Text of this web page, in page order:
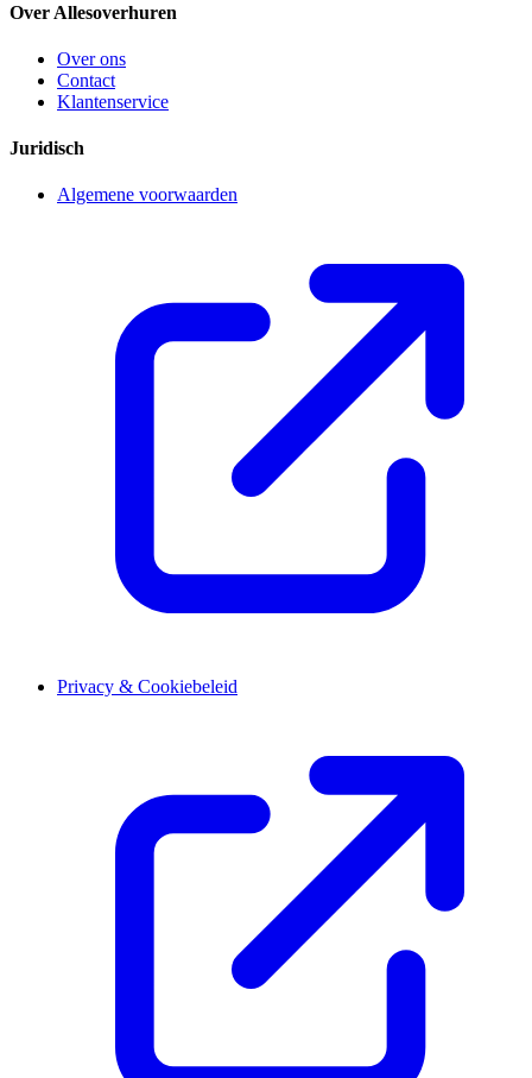
Over Allesoverhuren
Over ons
Contact
Klantenservice
Juridisch
Algemene voorwaarden
Privacy & Cookiebeleid